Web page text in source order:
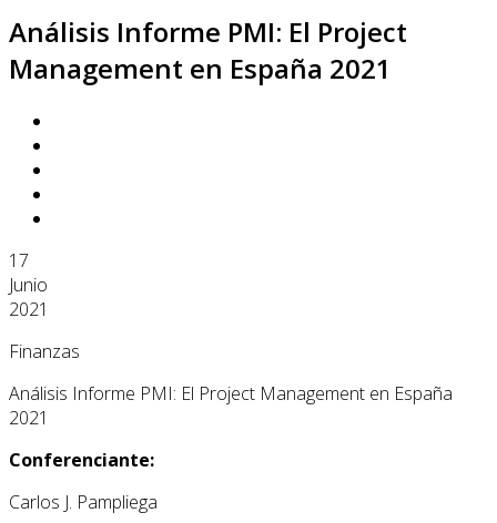
Análisis Informe PMI: El Project
Management en España 2021
17
Junio
2021
Finanzas
Análisis Informe PMI: El Project Management en España
2021
Conferenciante:
Carlos J. Pampliega